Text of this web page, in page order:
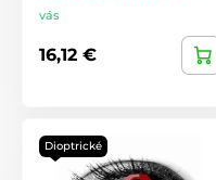
vás
16,12 €
Dioptrické